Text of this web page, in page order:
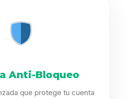
Anti-Bloqueo
que protege tu cuenta